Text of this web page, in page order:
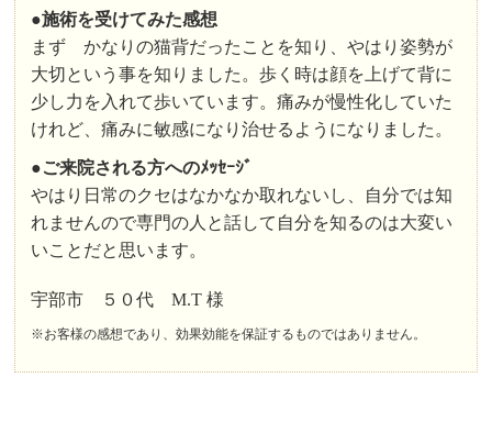
●施術を受けてみた感想
まず かなりの猫背だったことを知り、やはり姿勢が
大切という事を知りました。歩く時は顔を上げて背に
少し力を入れて歩いています。痛みが慢性化していた
けれど、痛みに敏感になり治せるようになりました。
●ご来院される方へのﾒｯｾｰｼﾞ
やはり日常のクセはなかなか取れないし、自分では知
れませんので専門の人と話して自分を知るのは大変い
いことだと思います。
宇部市 ５０代 M.T 様
※お客様の感想であり、効果効能を保証するものではありません。